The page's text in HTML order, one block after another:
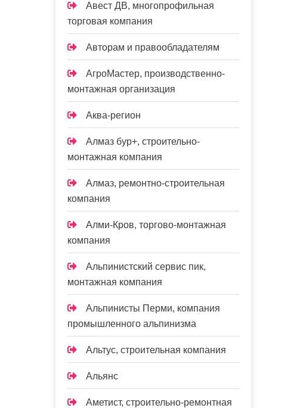
Авест ДВ, многопрофильная
торговая компания
Авторам и правообладателям
АгроМастер, производственно-
монтажная организация
Аква-регион
Алмаз бур+, строительно-
монтажная компания
Алмаз, ремонтно-строительная
компания
Алми-Кров, торгово-монтажная
компания
Альпинистский сервис пик,
монтажная компания
Альпинисты Перми, компания
промышленного альпинизма
Альтус, строительная компания
Альянс
Аметист, строительно-ремонтная